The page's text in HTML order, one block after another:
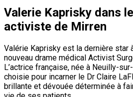
Valerie Kaprisky dans
activiste de Mirren
Valérie Kaprisky est la dernière star
nouveau drame médical Activist
L’actrice française, née à Neuilly-
choisie pour incarner le Dr Claire
brillante et dévouée déterminée à